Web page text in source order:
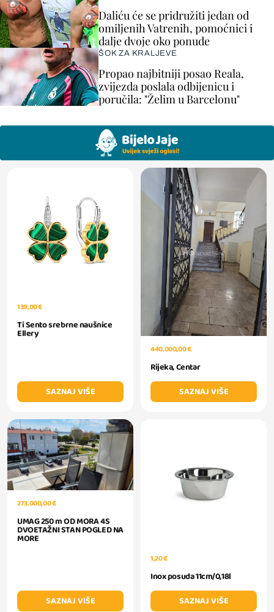
Daliću će se pridružiti jedan od
omiljenih Vatrenih, pomoćnici i
dalje dvoje oko ponude
ŠOK ZA KRALJEVE
Propao najbitniji posao Reala,
zvijezda poslala odbijenicu i
poručila: "Želim u Barcelonu"
139,00 €
Ti Sento srebrne naušnice
Ellery
SAZNAJ VIŠE
440.000,00 €
Rijeka, Centar
SAZNAJ VIŠE
273.000,00 €
UMAG 250 m OD MORA 4S
DVOETAŽNI STAN POGLED NA
MORE
SAZNAJ VIŠE
1,20 €
Inox posuda 11cm/0,18l
SAZNAJ VIŠE